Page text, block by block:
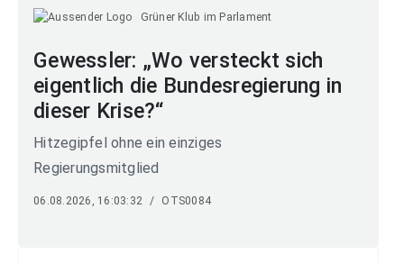
Grüner Klub im Parlament
Gewessler: „Wo versteckt sich
eigentlich die Bundesregierung in
dieser Krise?“
Hitzegipfel ohne ein einziges
Regierungsmitglied
06.08.2026, 16:03:32 / OTS0084